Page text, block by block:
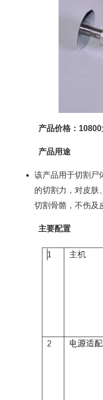
产品价格：
产品用途
该产品用于切割尸
的切割力，对皮肤
切割骨骼，不伤及
主要配置